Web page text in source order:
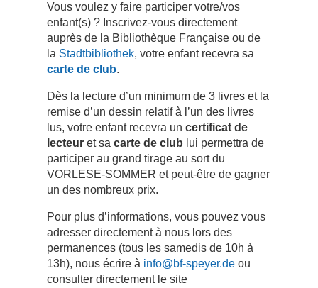
Vous voulez y faire participer votre/vos
enfant(s) ? Inscrivez-vous directement
auprès de la Bibliothèque Française ou de
la Stadtbibliothek, votre enfant recevra sa
carte de club.
Dès la lecture d’un minimum de 3 livres et la
remise d’un dessin relatif à l’un des livres
lus, votre enfant recevra un certificat de
lecteuret sa carte de club lui permettra de
participer au grand tirage au sort du
VORLESE-SOMMER et peut-être de gagner
un des nombreux prix.
Pour plus d’informations, vous pouvez vous
adresser directement à nous lors des
permanences (tous les samedis de 10h à
13h), nous écrire à info@bf-speyer.deou
consulter directement le site